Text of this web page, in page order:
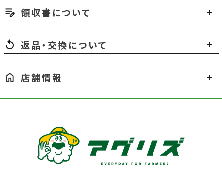
領収書について
返品・交換について
店舗情報